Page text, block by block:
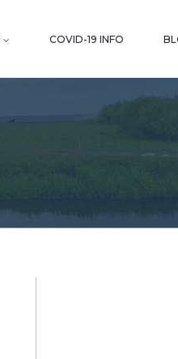
COVID-19 INFO